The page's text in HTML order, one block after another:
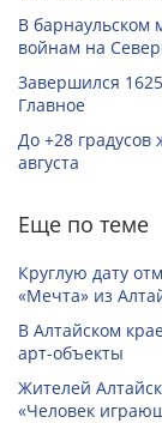
В барнаульском
войнам на
Завершился
Главное
До +28
августа
Еще по теме
Круглую дату
«Мечта» из
В Алтайском
арт-объекты
Жителей
«Человек